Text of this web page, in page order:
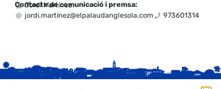
Contacte de comunicació i premsa:
Jordi Martínez
jordi.martinez@elpalaudanglesola.com
973601314